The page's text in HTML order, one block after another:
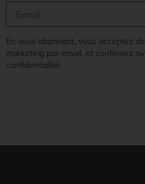
En vous abonnant, vous acceptez
marketing par email, et confirmez
confidentialité.